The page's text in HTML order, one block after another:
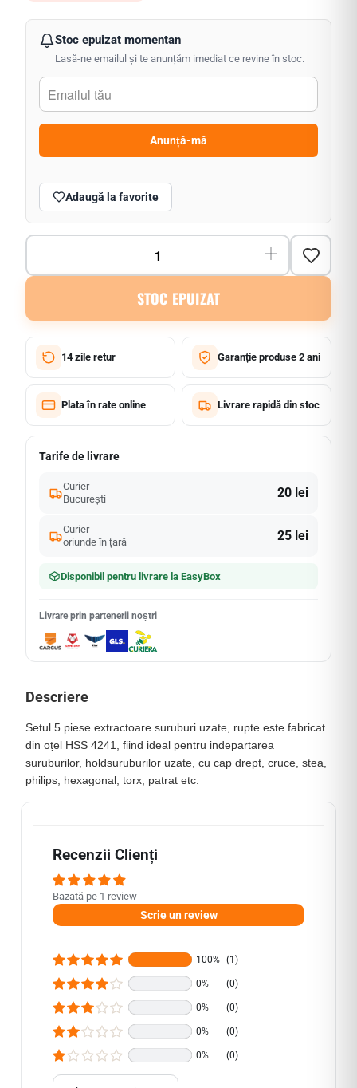
Stoc epuizat momentan
Lasă-ne emailul și te anunțăm imediat ce revine în stoc.
Anunță-mă
Adaugă la favorite
STOC EPUIZAT
14 zile retur Garanție produse 2 ani
Plata în rate online Livrare rapidă din stoc
Tarife de livrare
Curier
București
20 lei
Curier
oriunde în țară
25 lei
Disponibil pentru livrare la EasyBox
Livrare prin partenerii noștri
Descriere
Setul 5 piese extractoare suruburi uzate, rupte este fabricat
din oțel HSS 4241, fiind ideal pentru indepartarea
suruburilor, holdsuruburilor uzate, cu cap drept, cruce, stea,
philips, hexagonal, torx, patrat etc.
Recenzii Clienți
Bazată pe 1 review
Scrie un review
100% (1)
0% (0)
0% (0)
0% (0)
0% (0)
Sort by